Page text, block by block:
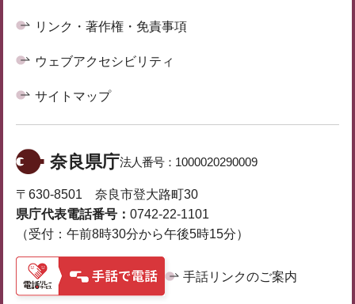
リンク・著作権・免責事項
ウェブアクセシビリティ
サイトマップ
奈良県庁法人番号： 1000020290009
〒630-8501 奈良市登大路町30
県庁代表電話番号： 0742-22-1101
（受付：午前8時30分から午後5時15分）
手話リンクのご案内